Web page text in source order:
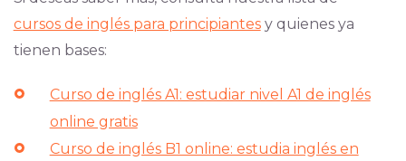
cursos de inglés para principiantesy quienes ya
tienen bases:
Curso de inglés A1: estudiar nivel A1 de inglés
online gratis
Curso de inglés B1 online: estudia inglés en